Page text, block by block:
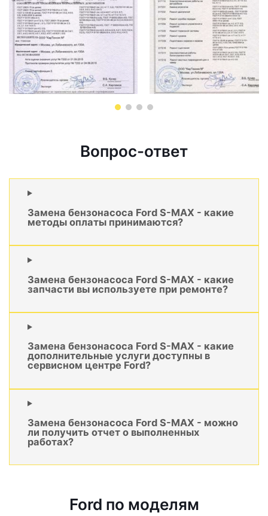
Вопрос-ответ
Замена бензонасоса Ford S-MAX - какие
методы оплаты принимаются?
Замена бензонасоса Ford S-MAX - какие
запчасти вы используете при ремонте?
Замена бензонасоса Ford S-MAX - какие
дополнительные услуги доступны в
сервисном центре Ford?
Замена бензонасоса Ford S-MAX - можно
ли получить отчет о выполненных
работах?
Ford по моделям